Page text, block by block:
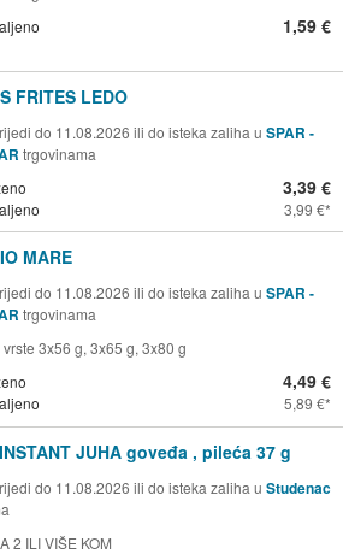
1,59 €
FRITES LEDO
do 11.08.2026 ili do isteka zaliha u SPAR -
trgovinama
3,39 €
3,99 €
MARE
do 11.08.2026 ili do isteka zaliha u SPAR -
trgovinama
3x56 g, 3x65 g, 3x80 g
4,49 €
5,89 €
JUHA goveđa , pileća 37 g
do 11.08.2026 ili do isteka zaliha u Studenac
2 ILI VIŠE KOM